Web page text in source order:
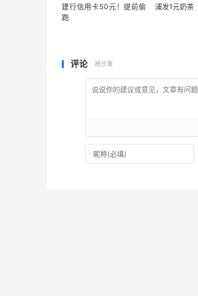
建行信用卡50元！提前偷
跑
浦发1元奶茶
评论 抢沙发